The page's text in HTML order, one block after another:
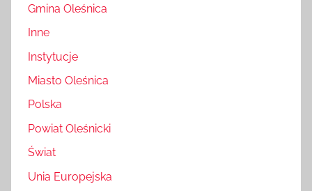
Gmina Oleśnica
Inne
Instytucje
Miasto Oleśnica
Polska
Powiat Oleśnicki
Świat
Unia Europejska